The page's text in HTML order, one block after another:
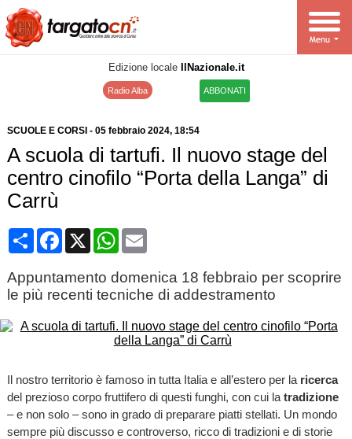
Edizione locale IlNazionale.it
Radio Alba ABBONATI
SCUOLE E CORSI - 05 febbraio 2024, 18:54
A scuola di tartufi. Il nuovo stage del
centro cinofilo “Porta della Langa” di
Carrù
CondividiFacebook
X WhatsApp
Email
Appuntamento domenica 18 febbraio per scoprire
le più recenti tecniche di addestramento
Il nostro territorio è famoso in tutta Italia e all’estero per la ricerca
del prezioso corpo fruttifero di questi funghi, con cui la tradizione
– e non solo – sono in grado di preparare piatti stellati. Un mondo
sempre più discusso e controverso, ricco di tradizioni e di storie